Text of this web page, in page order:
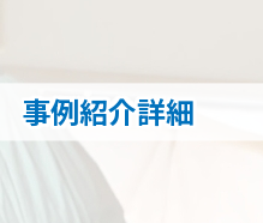
事例紹介詳細